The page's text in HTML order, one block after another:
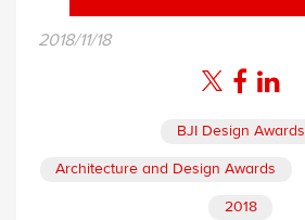
2018/11/18
BJI Design Awards
Architecture and Design Awards
2018